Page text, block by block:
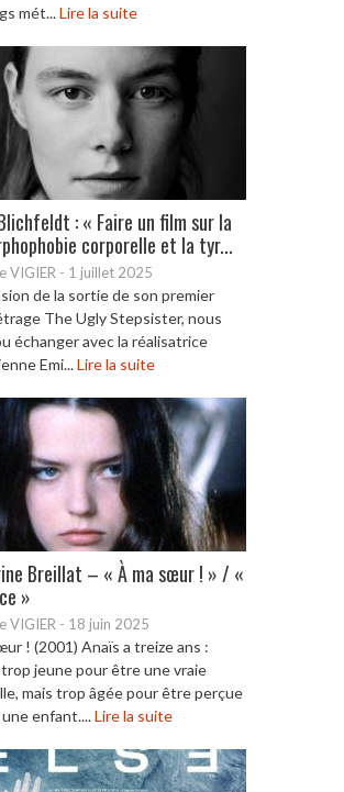
mét...Lire la suite
: « Faire un film sur la
corporelle et la tyr...
VIGIER - 1 juillet 2025
de la sortie de son premier
The Ugly Stepsister, nous
échanger avec la réalisatrice
Emi...Lire la suite
Breillat – « À ma sœur ! » / «
»
VIGIER - 18 juin 2025
! (2001) Anaïs a treize ans :
jeune pour être une vraie
mais trop âgée pour être perçue
enfant....Lire la suite